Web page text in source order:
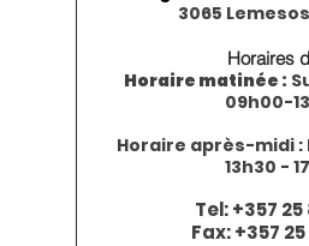
3065
Horaires
Horaire matinée :
09h00-
Horaire après-midi :
13h30 -
Tel:+357
Fax: +357